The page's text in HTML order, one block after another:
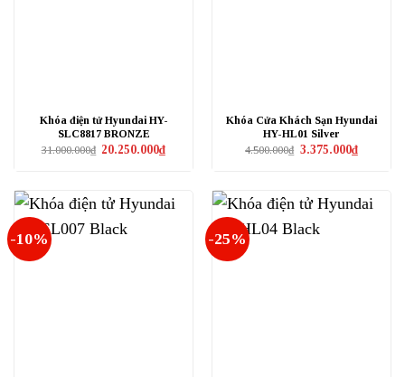
Khóa điện tử Hyundai HY-
SLC8817 BRONZE
31.000.000₫ Giá
20.250.000₫Giá
hiện
20.250.000₫.
Khóa Cửa Khách Sạn Hyundai
HY-HL01 Silver
4.500.000₫ Giá
3.375.000₫Giá
hiện
-10% -25%